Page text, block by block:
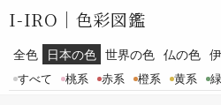
I-IRO｜ 色彩図鑑
全色 日本の色 世界の色 仏の色
すべて 桃系 赤系 橙系 黄系